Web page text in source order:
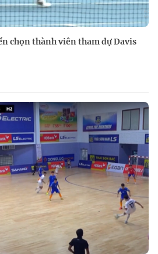
chọn thành viên tham dự Davis